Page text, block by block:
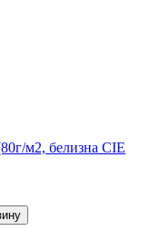
м2, белизна CIE